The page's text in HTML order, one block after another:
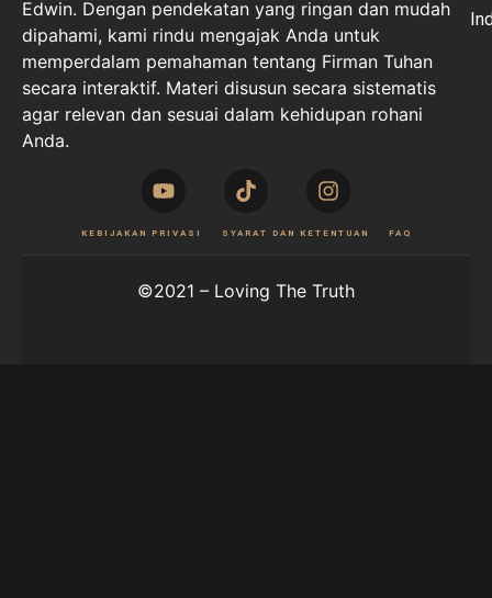
Edwin. Dengan pendekatan yang ringan dan mudah
dipahami, kami rindu mengajak Anda untuk
memperdalam pemahaman tentang Firman Tuhan
secara interaktif. Materi disusun secara sistematis
agar relevan dan sesuai dalam kehidupan rohani
Anda.
KEBIJAKAN PRIVASI SYARAT DAN KETENTUAN FAQ
©2021 – Loving The Truth